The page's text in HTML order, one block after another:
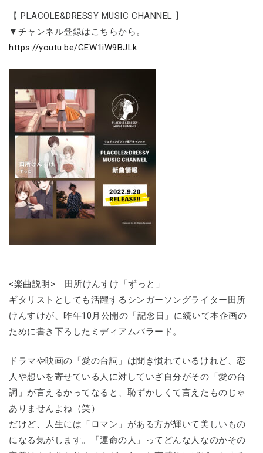
【 PLACOLE&DRESSY MUSIC CHANNEL 】
▼チャンネル登録はこちらから。
https://youtu.be/GEW1iW9BJLk
<楽曲説明> 田所けんすけ「ずっと」
ギタリストとしても活躍するシンガーソングライター田所
けんすけが、昨年10月公開の「記念日」に続いて本企画の
ために書き下ろしたミディアムバラード。
ドラマや映画の「愛の台詞」は聞き慣れているけれど、恋
人や想いを寄せている人に対していざ自分がその「愛の台
詞」が言えるかってなると、恥ずかしくて言えたものじゃ
ありませんよね（笑）
だけど、人生には「ロマン」がある方が輝いて美しいもの
になる気がします。「運命の人」ってどんな人なのかその